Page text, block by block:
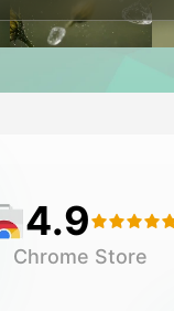
4.9
Chrome Store